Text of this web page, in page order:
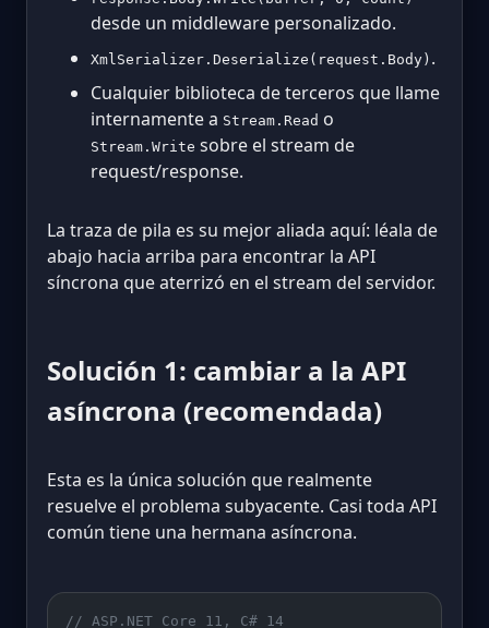
desde un middleware personalizado.
XmlSerializer.Deserialize(request.Body) .
Cualquier biblioteca de terceros que llame
internamente a Stream.Read o
Stream.Write sobre el stream de
request/response.
La traza de pila es su mejor aliada aquí: léala de
abajo hacia arriba para encontrar la API
síncrona que aterrizó en el stream del servidor.
Solución 1: cambiar a la API
asíncrona (recomendada)
Esta es la única solución que realmente
resuelve el problema subyacente. Casi toda API
común tiene una hermana asíncrona.
// ASP.NET Core 11, C# 14